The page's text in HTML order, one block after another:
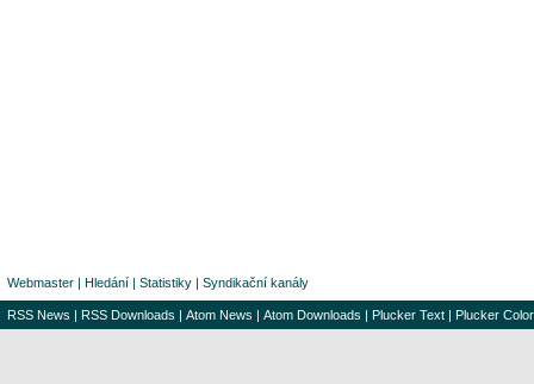
Webmaster | Hledání | Statistiky | Syndikační kanály
RSS News | RSS Downloads | Atom News | Atom Downloads | Plucker Text | Plucker Color